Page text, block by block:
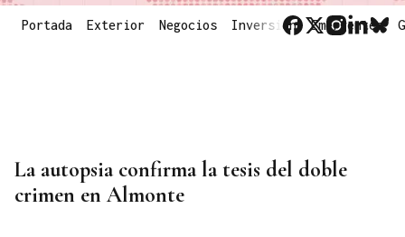
Portada Exterior Negocios Inversión Emergentes
La autopsia confirma la tesis del doble
crimen en Almonte